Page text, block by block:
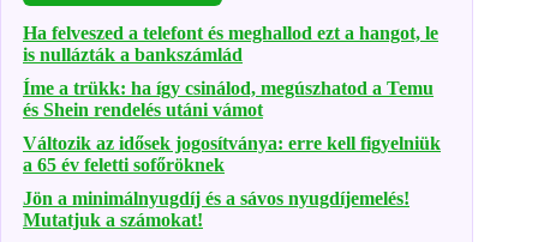
Ha felveszed a telefont és meghallod ezt a hangot, le
is nullázták a bankszámlád
Íme a trükk: ha így csinálod, megúszhatod a Temu
és Shein rendelés utáni vámot
Változik az idősek jogosítványa: erre kell figyelniük
a 65 év feletti sofőröknek
Jön a minimálnyugdíj és a sávos nyugdíjemelés!
Mutatjuk a számokat!